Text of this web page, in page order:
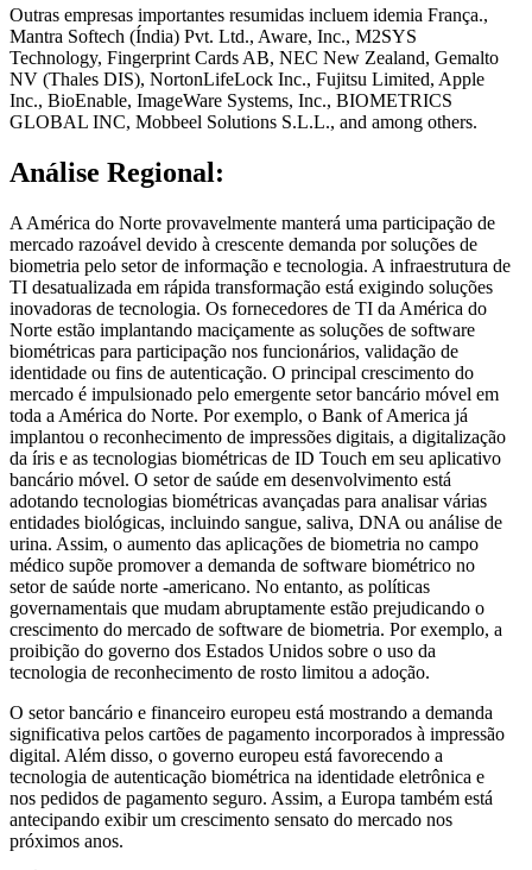
Outras empresas importantes resumidas incluem idemia França.,
Mantra Softech (Índia) Pvt. Ltd., Aware, Inc., M2SYS
Technology, Fingerprint Cards AB, NEC New Zealand, Gemalto
NV (Thales DIS), NortonLifeLock Inc., Fujitsu Limited, Apple
Inc., BioEnable, ImageWare Systems, Inc., BIOMETRICS
GLOBAL INC, Mobbeel Solutions S.L.L., and among others.
Análise Regional:
A América do Norte provavelmente manterá uma participação de
mercado razoável devido à crescente demanda por soluções de
biometria pelo setor de informação e tecnologia. A infraestrutura de
TI desatualizada em rápida transformação está exigindo soluções
inovadoras de tecnologia. Os fornecedores de TI da América do
Norte estão implantando maciçamente as soluções de software
biométricas para participação nos funcionários, validação de
identidade ou fins de autenticação. O principal crescimento do
mercado é impulsionado pelo emergente setor bancário móvel em
toda a América do Norte. Por exemplo, o Bank of America já
implantou o reconhecimento de impressões digitais, a digitalização
da íris e as tecnologias biométricas de ID Touch em seu aplicativo
bancário móvel. O setor de saúde em desenvolvimento está
adotando tecnologias biométricas avançadas para analisar várias
entidades biológicas, incluindo sangue, saliva, DNA ou análise de
urina. Assim, o aumento das aplicações de biometria no campo
médico supõe promover a demanda de software biométrico no
setor de saúde norte -americano. No entanto, as políticas
governamentais que mudam abruptamente estão prejudicando o
crescimento do mercado de software de biometria. Por exemplo, a
proibição do governo dos Estados Unidos sobre o uso da
tecnologia de reconhecimento de rosto limitou a adoção.
O setor bancário e financeiro europeu está mostrando a demanda
significativa pelos cartões de pagamento incorporados à impressão
digital. Além disso, o governo europeu está favorecendo a
tecnologia de autenticação biométrica na identidade eletrônica e
nos pedidos de pagamento seguro. Assim, a Europa também está
antecipando exibir um crescimento sensato do mercado nos
próximos anos.